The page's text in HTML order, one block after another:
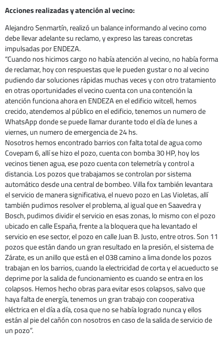
Acciones realizadas y atención al vecino:
Alejandro Senmartín, realizó un balance informando al vecino como
debe llevar adelante su reclamo, y expreso las tareas concretas
impulsadas por ENDEZA.
“Cuando nos hicimos cargo no había atención al vecino, no había forma
de reclamar, hoy con respuestas que le pueden gustar o no al vecino
pudiendo dar soluciones rápidas muchas veces y con otro tratamiento
en otras oportunidades el vecino cuenta con una contención la
atención funciona ahora en ENDEZA en el edificio witcell, hemos
crecido, atendemos al público en el edificio, tenemos un numero de
WhatsApp donde se puede llamar durante todo el día de lunes a
viernes, un numero de emergencia de 24 hs.
Nosotros hemos encontrado barrios con falta total de agua como
Covepam 6, allí se hizo el pozo, cuenta con bomba 30 HP, hoy los
vecinos tienen agua, ese pozo cuenta con telemetría y control a
distancia. Los pozos que trabajamos se controlan por sistema
automático desde una central de bombeo. Villa fox también levantara
el servicio de manera significativa, el nuevo pozo en Las Violetas, allí
también pudimos resolver el problema, al igual que en Saavedra y
Bosch, pudimos dividir el servicio en esas zonas, lo mismo con el pozo
ubicado en calle España, frente a la bloquera que ha levantado el
servicio en ese sector, el pozo en calle Juan B. Justo, entre otros. Son 11
pozos que están dando un gran resultado en la presión, el sistema de
Zárate, es un anillo que está en el 038 camino a lima donde los pozos
trabajan en los barrios, cuando la electricidad de corta y el acueducto se
deprime por la salida de funcionamiento es cuando se entra en los
colapsos. Hemos hecho obras para evitar esos colapsos, salvo que
haya falta de energía, tenemos un gran trabajo con cooperativa
eléctrica en el día a día, cosa que no se había logrado nunca y ellos
están al pie del cañón con nosotros en caso de la salida de servicio de
un pozo”.